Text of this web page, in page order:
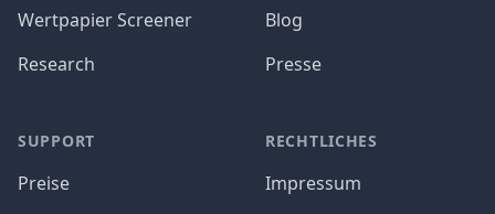
Wertpapier Screener
Research
SUPPORT
Preise
Blog
Presse
RECHTLICHES
Impressum